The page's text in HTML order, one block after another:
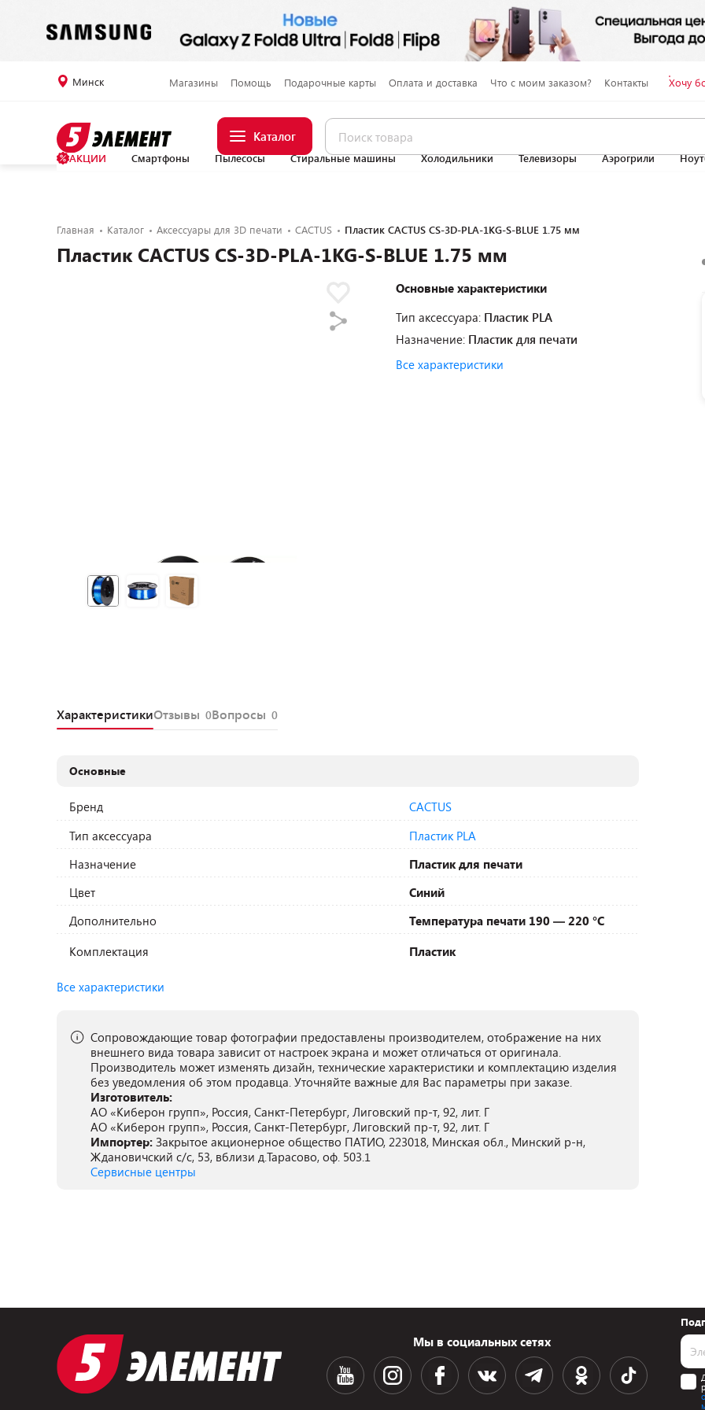
Минск Магазины Помощь Подарочные карты Оплата и доставка Что с моим заказом? Контакты Хочу
Каталог
АКЦИИ Смартфоны Пылесосы Стиральные машины Холодильники Телевизоры Аэрогрили
Главная Каталог Аксессуары для 3D печати CACTUS Пластик CACTUS CS-3D-PLA-1KG-S-BLUE 1.75 мм
Пластик CACTUS CS-3D-PLA-1KG-S-BLUE 1.75 мм
Основные характеристики
Тип аксессуара: Пластик PLA
Назначение: Пластик для печати
Все характеристики
ХарактеристикиОтзывы 0Вопросы 0
Основные
Бренд
CACTUS
Тип аксессуара
Пластик PLA
Назначение
Пластик для печати
Цвет
Синий
Дополнительно
Температура печати 190 — 220 °C
Комплектация
Пластик
Все характеристики
Сопровождающие товар фотографии предоставлены производителем, отображение на них
внешнего вида товара зависит от настроек экрана и может отличаться от оригинала.
Производитель может изменять дизайн, технические характеристики и комплектацию изделия
без уведомления об этом продавца. Уточняйте важные для Вас параметры при заказе.
Изготовитель:
АО «Киберон групп», Россия, Санкт-Петербург, Лиговский пр-т, 92, лит. Г
АО «Киберон групп», Россия, Санкт-Петербург, Лиговский пр-т, 92, лит. Г
Импортер: Закрытое акционерное общество ПАТИО, 223018, Минская обл., Минский р-н,
Ждановичский с/с, 53, вблизи д.Тарасово, оф. 503.1
Сервисные центры
Мы в социальных сетях